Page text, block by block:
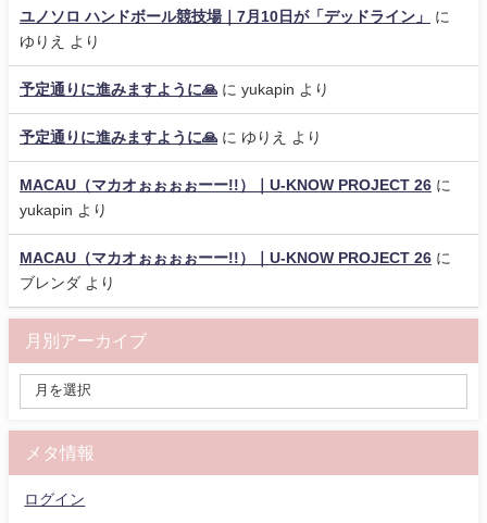
ユノソロ ハンドボール競技場｜7月10日が「デッドライン」
に
ゆりえ
より
予定通りに進みますように🙏 に yukapin より
予定通りに進みますように🙏 に ゆりえ より
MACAU（マカオぉぉぉぉーー!!）｜U-KNOW PROJECT 26 に
yukapin より
MACAU（マカオぉぉぉぉーー!!）｜U-KNOW PROJECT 26 に
ブレンダ より
月別アーカイブ
メタ情報
ログイン